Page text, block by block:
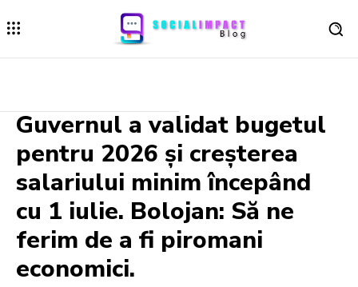
Guvernul a validat bugetul
pentru 2026 și creșterea
salariului minim începând
cu 1 iulie. Bolojan: Să ne
ferim de a fi piromani
economici.